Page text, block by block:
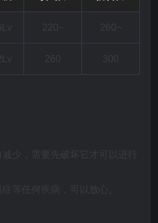
220~ 260~
260 300
减少，需要先破坏它才可以进行
等任何疾病，可以放心。